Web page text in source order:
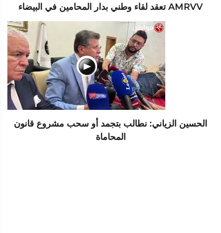
AMRVV تعقد لقاء وطني بدار المحامين في البيضاء
الحسين الزياني: نطالب بتجمد أو سحب مشروع قانون
المحاماة